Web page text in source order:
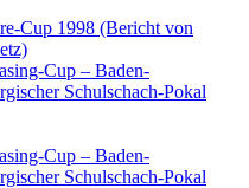
Cup 1998 (Bericht von
Cup – Baden-
Schulschach-Pokal
Cup – Baden-
Schulschach-Pokal